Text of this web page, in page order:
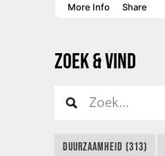
ZOEK & VIND
DUURZAAMHEID (313)